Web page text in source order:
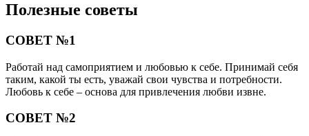
Полезные советы
СОВЕТ №1
Работай над самоприятием и любовью к себе. Принимай себя
таким, какой ты есть, уважай свои чувства и потребности.
Любовь к себе – основа для привлечения любви извне.
СОВЕТ №2